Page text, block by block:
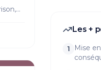
et
Les +
1
Mise